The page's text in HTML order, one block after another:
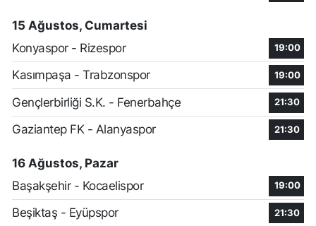
15 Ağustos, Cumartesi
Konyaspor - Rizespor
19:00
Kasımpaşa - Trabzonspor 19:00
Gençlerbirliği S.K. - Fenerbahçe 21:30
Gaziantep FK - Alanyaspor 21:30
16 Ağustos, Pazar
Başakşehir - Kocaelispor
19:00
Beşiktaş - Eyüpspor 21:30